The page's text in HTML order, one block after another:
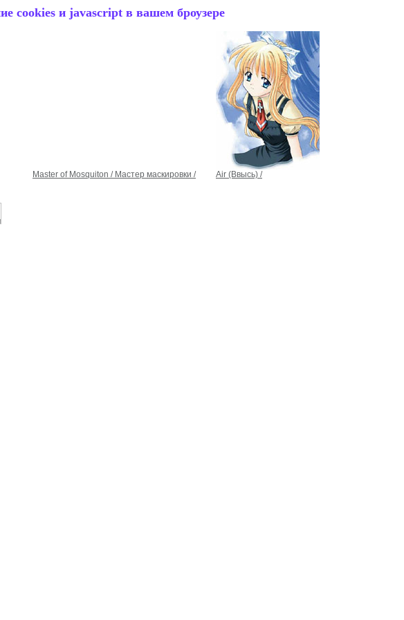
cookies и javascript в вашем броузере
Master of Mosquiton / Мастер маскировки / Air (Ввысь) /